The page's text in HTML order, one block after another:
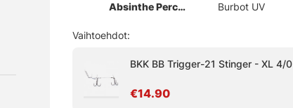
Absinthe Perch
Burbot UV
Vaihtoehdot:
BKK BB Trigger-21 Stinger - XL 4/0
€14.90